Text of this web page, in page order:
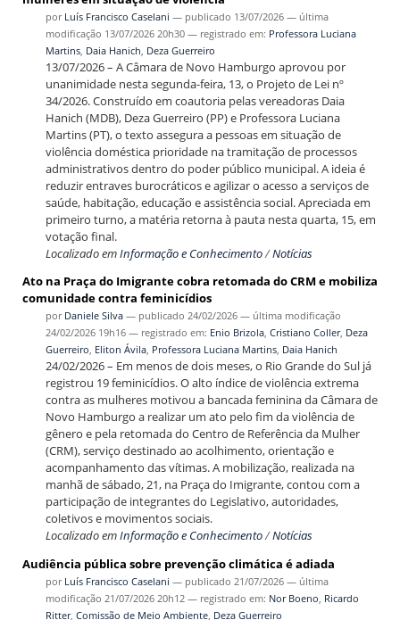
por Luís Francisco Caselani — publicado 13/07/2026 — última
modificação 13/07/2026 20h30 — registrado em: Professora Luciana
Martins, Daia Hanich Deza Guerreiro
13/07/2026 – A Câmara de Novo Hamburgo aprovou por
unanimidade nesta segunda-feira, 13, o Projeto de Lei nº
34/2026. Construído em coautoria pelas vereadoras Daia
Hanich (MDB), Deza Guerreiro (PP) e Professora Luciana
Martins (PT), o texto assegura a pessoas em situação de
violência doméstica prioridade na tramitação de processos
administrativos dentro do poder público municipal. A ideia é
reduzir entraves burocráticos e agilizar o acesso a serviços de
saúde, habitação, educação e assistência social. Apreciada em
primeiro turno, a matéria retorna à pauta nesta quarta, 15, em
votação final.
Localizado emInformação e Conhecimento/Notícias
Ato na Praça do Imigrante cobra retomada do CRM e mobiliza
comunidade contra feminicídios
por Daniele Silva — publicado 24/02/2026 — última modificação
24/02/2026 19h16 — registrado em: Enio Brizola, Cristiano Coller, Deza
Guerreiro, Eliton Ávila, Professora Luciana Martins, Daia Hanich
24/02/2026 – Em menos de dois meses, o Rio Grande do Sul já
registrou 19 feminicídios. O alto índice de violência extrema
contra as mulheres motivou a bancada feminina da Câmara de
Novo Hamburgo a realizar um ato pelo fim da violência de
gênero e pela retomada do Centro de Referência da Mulher
(CRM), serviço destinado ao acolhimento, orientação e
acompanhamento das vítimas. A mobilização, realizada na
manhã de sábado, 21, na Praça do Imigrante, contou com a
participação de integrantes do Legislativo, autoridades,
coletivos e movimentos sociais.
Localizado emInformação e Conhecimento/Notícias
Audiência pública sobre prevenção climática é adiada
por Luís Francisco Caselani — publicado 21/07/2026 — última
modificação 21/07/2026 20h12 — registrado em: Nor Boeno, Ricardo
Ritter, Comissão de Meio Ambiente, Deza Guerreiro